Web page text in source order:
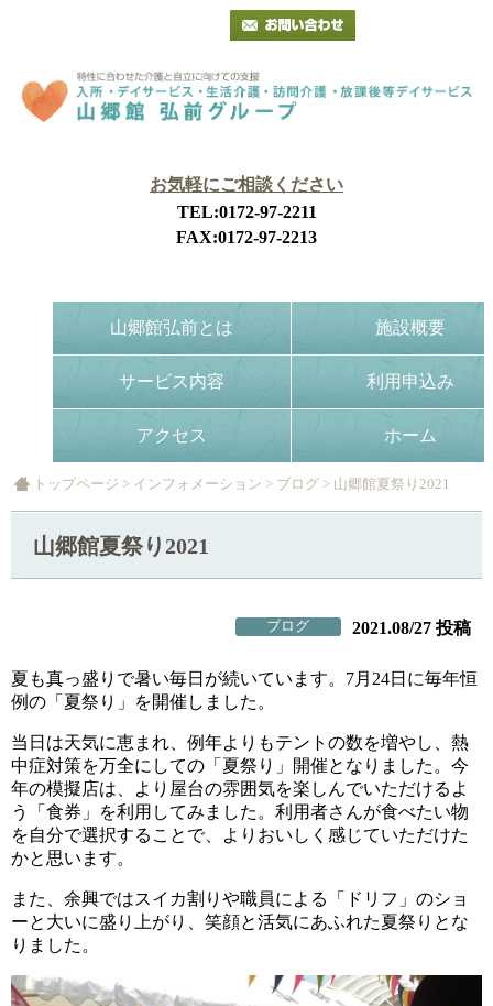
お気軽にご相談ください
TEL:0172-97-2211
FAX:0172-97-2213
山郷館弘前とは 施設概要
サービス内容 利用申込み
アクセス ホーム
トップページ > インフォメーション > ブログ > 山郷館夏祭り2021
山郷館夏祭り2021
ブログ 2021.08/27 投稿
夏も真っ盛りで暑い毎日が続いています。7月24日に毎年恒
例の「夏祭り」を開催しました。
当日は天気に恵まれ、例年よりもテントの数を増やし、熱
中症対策を万全にしての「夏祭り」開催となりました。今
年の模擬店は、より屋台の雰囲気を楽しんでいただけるよ
う「食券」を利用してみました。利用者さんが食べたい物
を自分で選択することで、よりおいしく感じていただけた
かと思います。
また、余興ではスイカ割りや職員による「ドリフ」のショ
ーと大いに盛り上がり、笑顔と活気にあふれた夏祭りとな
りました。